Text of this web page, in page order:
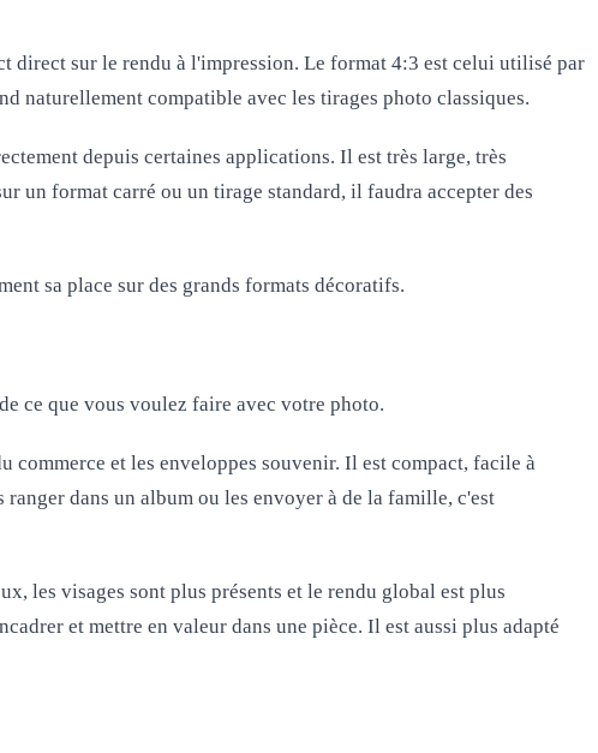
direct sur le rendu à l'impression. Le format 4:3 est celui utilisé par
naturellement compatible avec les tirages photo classiques.
depuis certaines applications. Il est très large, très
un format carré ou un tirage standard, il faudra accepter des
sa place sur des grands formats décoratifs.
ce que vous voulez faire avec votre photo.
commerce et les enveloppes souvenir. Il est compact, facile à
dans un album ou les envoyer à de la famille, c'est
les visages sont plus présents et le rendu global est plus
et mettre en valeur dans une pièce. Il est aussi plus adapté